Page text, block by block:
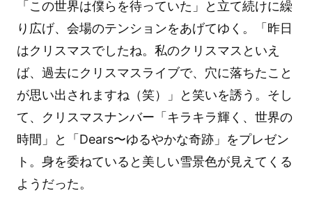
「この世界は僕らを待っていた」と立て続けに繰
り広げ、会場のテンションをあげてゆく。「昨日
はクリスマスでしたね。私のクリスマスといえ
ば、過去にクリスマスライブで、穴に落ちたこと
が思い出されますね（笑）」と笑いを誘う。そし
て、クリスマスナンバー「キラキラ輝く、世界の
時間」と「Dears〜ゆるやかな奇跡」をプレゼン
ト。身を委ねていると美しい雪景色が見えてくる
ようだった。